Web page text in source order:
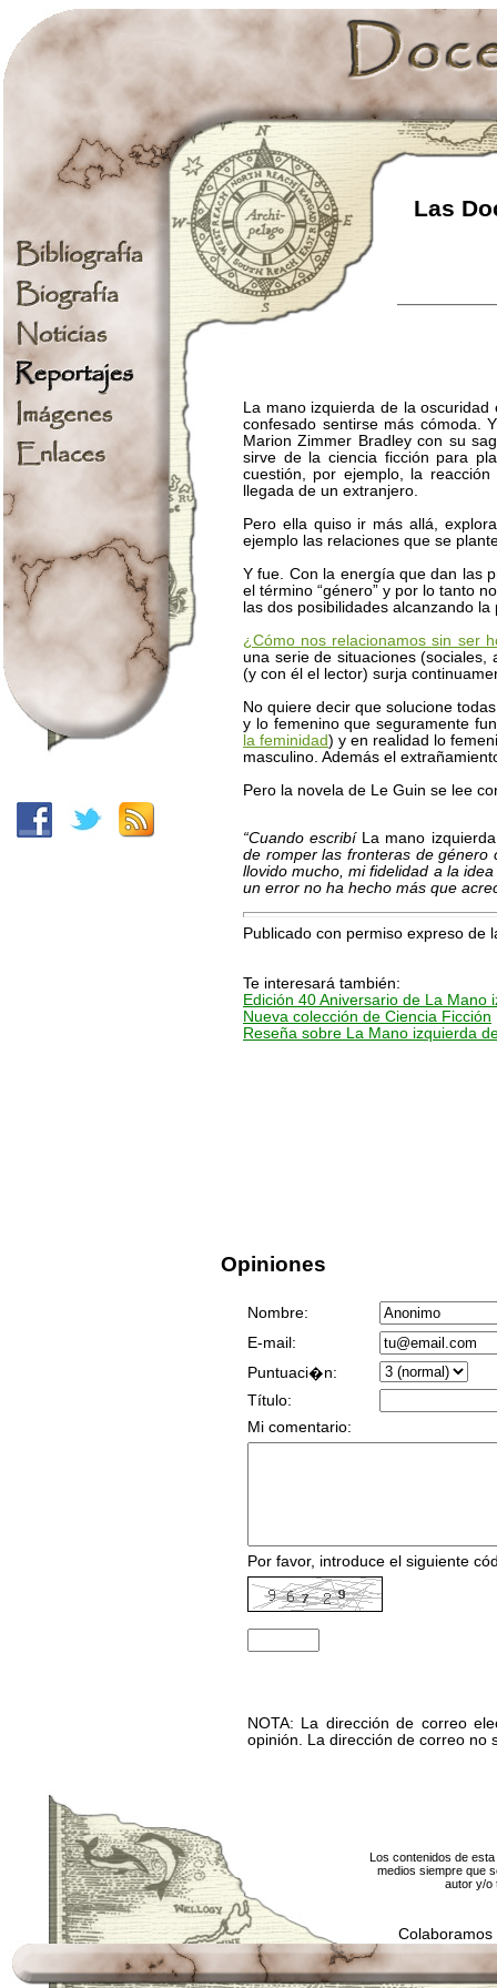
Las
La mano izquierda de la
confesado sentirse más cómoda.
Marion Zimmer Bradley con su
sirve de la ciencia ficción para
cuestión, por ejemplo, la
llegada de un extranjero.
Pero ella quiso ir más allá,
ejemplo las relaciones que se
Y fue. Con la energía que dan las
el término “género” y por lo tanto
las dos posibilidades alcanzando
¿Cómo nos relacionamos sin ser
una serie de situaciones (sociales,
(y con él el lector) surja
No quiere decir que solucione
y lo femenino que seguramente
la feminidad) y en realidad lo
masculino. Además el
Pero la novela de Le Guin se lee
“Cuando escribíLa mano
de romper las fronteras de género
llovido mucho, mi fidelidad a la
un error no ha hecho más que
Publicado con permiso expreso de
Te interesará también:
Edición 40 Aniversario de La Mano
Nueva colección de Ciencia Ficción
Reseña sobre La Mano izquierda
Opiniones
Nombre:
E-mail:
Puntuaci�n:
Título:
Mi comentario:
Por favor, introduce el siguiente
NOTA: La dirección de correo
opinión. La dirección de correo no
Los contenidos de
medios siempre que
autor y/o